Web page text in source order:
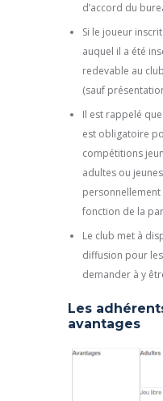
d’accord du
Si le joueur
auquel il a été
redevable au
(sauf
Il est rappelé
est obligatoire
compétitions
adultes ou
personnellement
fonction de la
Le club met à
diffusion pour
demander à y
Les
avantages